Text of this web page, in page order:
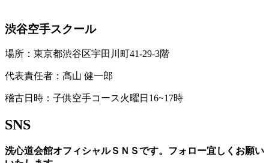
渋谷空手スクール
場所：東京都渋谷区宇田川町41-29-3階
代表責任者：髙山 健一郎
稽古日時：子供空手コース火曜日16~17時
SNS
洗心道会館オフィシャルＳＮＳです。フォロー宜しくお願い